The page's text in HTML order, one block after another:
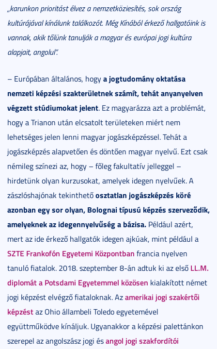
„karunkon prioritást élvez a nemzetköziesítés, sok ország
kultúrájával kínálunk találkozót. Még Kínából érkező hallgatóink is
vannak, akik tőlünk tanulják a magyar és európai jogi kultúra
alapjait, angolul”.
– Európában általános, hogya jogtudomány oktatása
nemzeti képzési szakterületnek számít, tehát anyanyelven
végzett stúdiumokat jelent. Ez magyarázza azt a problémát,
hogy a Trianon után elcsatolt területeken miért nem
lehetséges jelen lenni magyar jogászképzéssel. Tehát a
jogászképzés alapvetően és döntően magyar nyelvű. Ezt csak
némileg színezi az, hogy – főleg fakultatív jelleggel –
hirdetünk olyan kurzusokat, amelyek idegen nyelvűek. A
zászlóshajónak tekinthetőosztatlan jogászképzés köré
azonban egy sor olyan, Bolognai típusú képzés szerveződik,
amelyeknek az idegennyelvűség a bázisa. Például azért,
mert az ide érkező hallgatók idegen ajkúak, mint például a
SZTE Frankofón Egyetemi Központban francia nyelven
tanuló fiatalok. 2018. szeptember 8-án adtuk ki az első LL.M.
diplomát a Potsdami Egyetemmel közösen kialakított német
jogi képzést elvégző fiataloknak. Azamerikai jogi szakértői
képzéstaz Ohio állambeli Toledo egyetemével
együttműködve kínáljuk. Ugyanakkor a képzési palettánkon
szerepel az angolszász jogi ésangol jogi szakfordítói